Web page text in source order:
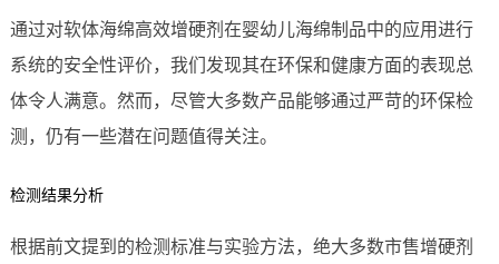
通过对软体海绵高效增硬剂在婴幼儿海绵制品中的应用进行
系统的安全性评价，我们发现其在环保和健康方面的表现总
体令人满意。然而，尽管大多数产品能够通过严苛的环保检
测，仍有一些潜在问题值得关注。
检测结果分析
根据前文提到的检测标准与实验方法，绝大多数市售增硬剂